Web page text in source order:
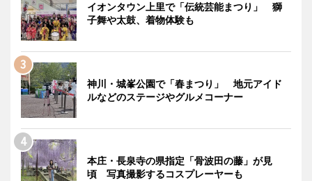
イオンタウン上里で「伝統芸能まつり」 獅
子舞や太鼓、着物体験も
神川・城峯公園で「春まつり」 地元アイド
ルなどのステージやグルメコーナー
本庄・長泉寺の県指定「骨波田の藤」が見
頃 写真撮影するコスプレーヤーも